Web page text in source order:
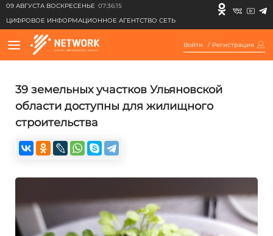
09 АВГУСТА ВОСКРЕСЕНЬЕ 07:36:15
ЦИФРОВОЕ ИНФОРМАЦИОННОЕ АГЕНТСТВО СЕТЬ
Войти / Регистрация
39 земельных участков Ульяновской
области доступны для жилищного
строительства